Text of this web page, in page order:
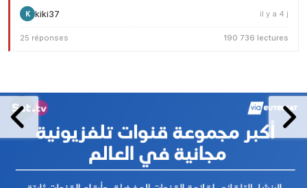
K kiki37 il y a 4 j
25 réponses 190 736 lectures